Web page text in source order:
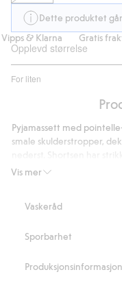
Dette produktet
& Klarna
Gratis
Opplevd størrelse
For liten
av
27
stemmer
Vis mer
Pyjamassett med
smale skulderstropper,
benåpningene.
Overdelens lengde:
Artikkelnummer
Vaskeråd
Sporbarhet
Produksjonsinformasjon